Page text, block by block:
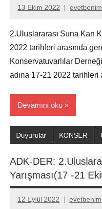
13 Ekim 2022 evetbenim
2.Uluslararası Suna Kan
2022 tarihleri arasında
Konservatuvarlılar
adına 17-21 2022 tarihleri
Devamını oku
Duyurular KONSER
ADK-DER:
Yarışması(17 -21
12 Eylül 2022 evetbenim